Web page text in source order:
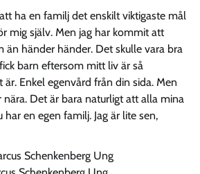
ha en familj det enskilt viktigaste mål
mig själv. Men jag har kommit att
än händer händer. Det skulle vara bra
barn eftersom mitt liv är så
Enkel egenvård från din sida. Men
nära. Det är bara naturligt att alla mina
en egen familj. Jag är lite sen,